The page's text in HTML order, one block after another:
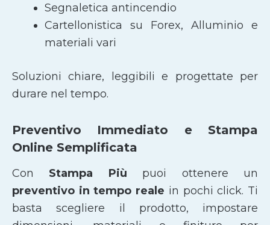
Segnaletica antincendio
Cartellonistica su Forex, Alluminio e
materiali vari
Soluzioni chiare, leggibili e progettate per
durare nel tempo.
Preventivo Immediato e Stampa
Online Semplificata
Con Stampa Più puoi ottenere un
preventivo in tempo reale in pochi click. Ti
basta scegliere il prodotto, impostare